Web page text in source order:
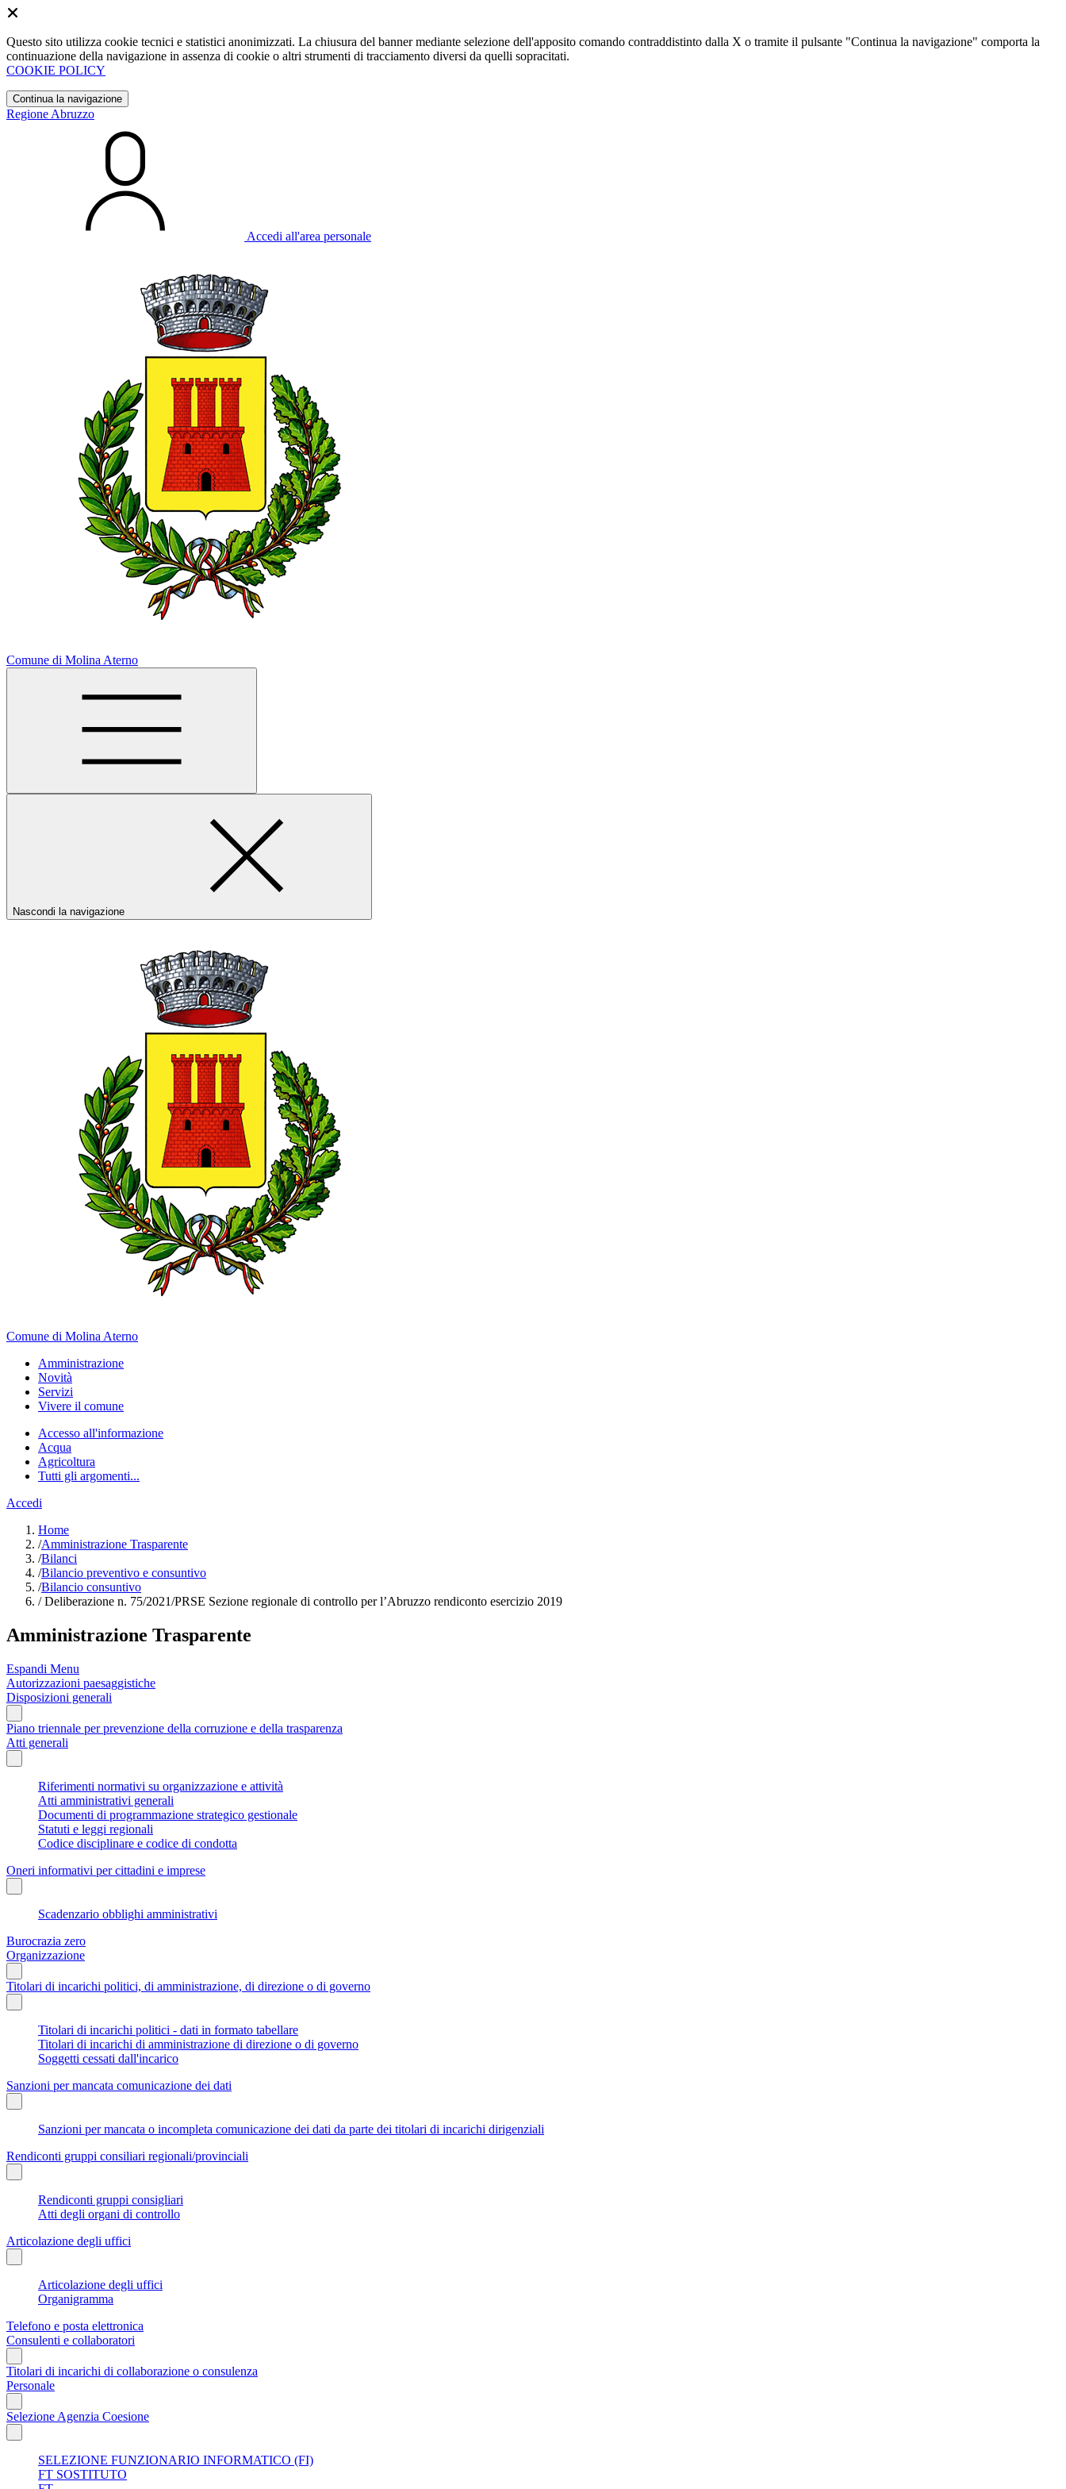
Questo sito utilizza cookie tecnici e statistici anonimizzati. La chiusura del banner mediante selezione dell'apposito comando contraddistinto dalla X o tramite il pulsante "Continua la navigazione" comporta la
continuazione della navigazione in assenza di cookie o altri strumenti di tracciamento diversi da quelli sopracitati.
COOKIE POLICY
Continua la navigazione
Regione Abruzzo
Accedi all'area personale
Comune di Molina Aterno
Nascondi la navigazione
Comune di Molina Aterno
Amministrazione
Novità
Servizi
Vivere il comune
Accesso all'informazione
Acqua
Agricoltura
Tutti gli argomenti...
Accedi
Home
/Amministrazione Trasparente
/Bilanci
/Bilancio preventivo e consuntivo
/Bilancio consuntivo
/Deliberazione n. 75/2021/PRSE Sezione regionale di controllo per l’Abruzzo rendiconto esercizio 2019
Amministrazione Trasparente
Espandi Menu
Autorizzazioni paesaggistiche
Disposizioni generali
Piano triennale per prevenzione della corruzione e della trasparenza
Atti generali
Riferimenti normativi su organizzazione e attività
Atti amministrativi generali
Documenti di programmazione strategico gestionale
Statuti e leggi regionali
Codice disciplinare e codice di condotta
Oneri informativi per cittadini e imprese
Scadenzario obblighi amministrativi
Burocrazia zero
Organizzazione
Titolari di incarichi politici, di amministrazione, di direzione o di governo
Titolari di incarichi politici - dati in formato tabellare
Titolari di incarichi di amministrazione di direzione o di governo
Soggetti cessati dall'incarico
Sanzioni per mancata comunicazione dei dati
Sanzioni per mancata o incompleta comunicazione dei dati da parte dei titolari di incarichi dirigenziali
Rendiconti gruppi consiliari regionali/provinciali
Rendiconti gruppi consigliari
Atti degli organi di controllo
Articolazione degli uffici
Articolazione degli uffici
Organigramma
Telefono e posta elettronica
Consulenti e collaboratori
Titolari di incarichi di collaborazione o consulenza
Personale
Selezione Agenzia Coesione
SELEZIONE FUNZIONARIO INFORMATICO (FI)
FT SOSTITUTO